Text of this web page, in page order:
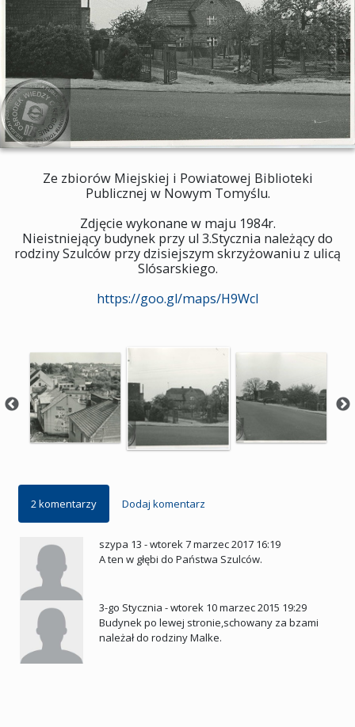
Ze zbiorów Miejskiej i Powiatowej Biblioteki
Publicznej w Nowym Tomyślu.
Zdjęcie wykonane w maju 1984r.
Nieistniejący budynek przy ul 3.Stycznia należący do
rodziny Szulców przy dzisiejszym skrzyżowaniu z ulicą
Slósarskiego.
https://goo.gl/maps/H9Wcl
2 komentarzy Dodaj komentarz
szypa 13 -wtorek 7 marzec 2017 16:19
A ten w głębi do Państwa Szulców.
3-go Stycznia -wtorek 10 marzec 2015 19:29
Budynek po lewej stronie,schowany za bzami
należał do rodziny Malke.